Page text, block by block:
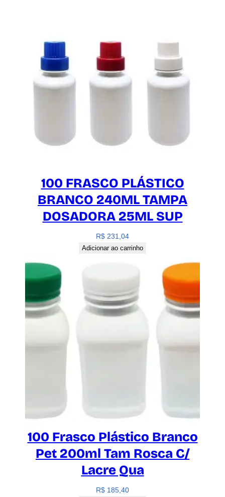
100 FRASCO PLÁSTICO
BRANCO 240ML TAMPA
DOSADORA 25ML SUP
R$ 231,04
Adicionar ao carrinho
100 Frasco Plástico Branco
Pet 200ml Tam Rosca C/
Lacre Qua
R$ 185,40